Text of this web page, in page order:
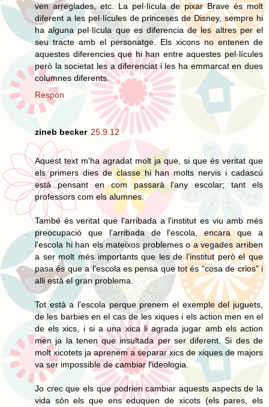
ven arreglades, etc. La pel·lícula de pixar Brave és molt
diferent a les pel·lícules de princeses de Disney, sempre hi
ha alguna pel·lícula que es diferencia de les altres per el
seu tracte amb el personatge. Els xicons no entenen de
aquestes diferencies que hi han entre aquestes pel·lícules
però la societat les a diferenciat i les ha emmarcat en dues
columnes diferents.
Respon
zineb becker 25.9.12
Aquest text m'ha agradat molt ja que, si que és veritat que
els primers dies de classe hi han molts nervis i cadascú
està pensant en com passarà l'any escolar; tant els
professors com els alumnes.
També és veritat que l'arribada a l'institut es viu amb més
preocupació que l'arribada de l'escola, encara que a
l'escola hi han els mateixos problemes o a vegades arriben
a ser molt més importants que les de l'institut però el que
pasa és que a l'escola es pensa que tot és “cosa de crios” i
alli està el gran problema.
Tot està a l'escola perque prenem el exemple del juguets,
de les barbies en el cas de les xiques i els action men en el
de els xics, i si a una xica li agrada jugar amb els action
men ja la tenen que insultada per ser diferent. Si des de
molt xicotets ja aprenem a separar xics de xiques de majors
va ser impossible de cambiar l'ideologia.
Jo crec que els que podrien cambiar aquests aspects de la
vida són els que ens eduquen de xicots (els pares, els